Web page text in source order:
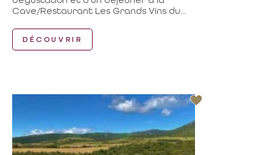
Cave/Restaurant Les Grands Vins du...
DÉCOUVRIR